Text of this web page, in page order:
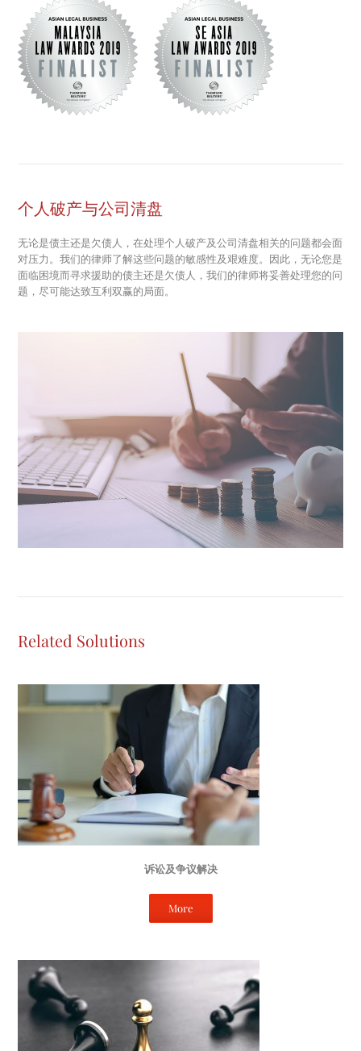
个人破产与公司清盘
无论是债主还是欠债人，在处理个人破产及公司清盘相关的问题都会面
对压力。我们的律师了解这些问题的敏感性及艰难度。因此，无论您是
面临困境而寻求援助的债主还是欠债人，我们的律师将妥善处理您的问
题，尽可能达致互利双赢的局面。
Related Solutions
诉讼及争议解决
More